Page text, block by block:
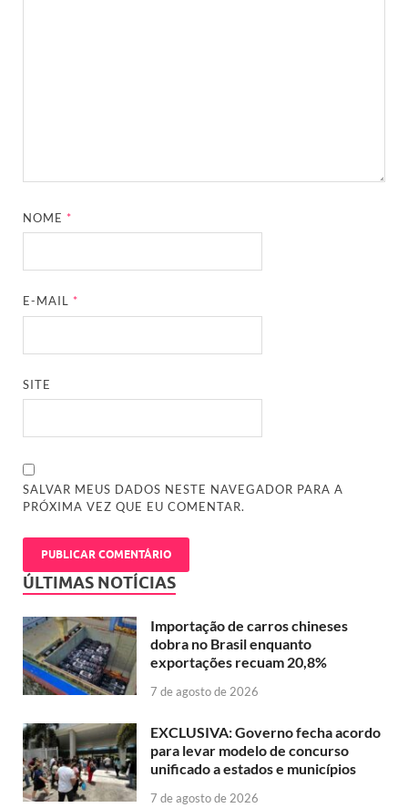
NOME*
E-MAIL*
SITE
SALVAR MEUS DADOS NESTE NAVEGADOR PARA A
PRÓXIMA VEZ QUE EU COMENTAR.
ÚLTIMAS NOTÍCIAS
Importação de carros chineses
dobra no Brasil enquanto
exportações recuam 20,8%
7 de agosto de 2026
EXCLUSIVA: Governo fecha acordo
para levar modelo de concurso
unificado a estados e municípios
7 de agosto de 2026